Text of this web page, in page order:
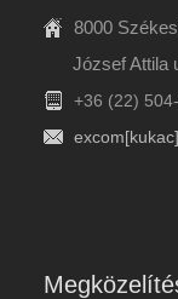
8000
József Attila
+36 (22)